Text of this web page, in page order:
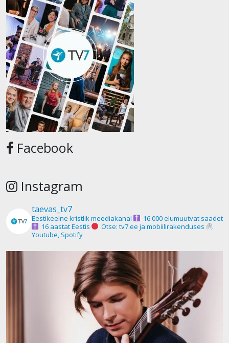
Facebook
Instagram
taevas_tv7
Eestikeelne kristlik meediakanal
16 000 elumuutvat saadet
16 aastat Eestis
Otse: tv7.ee ja mobiilirakenduses
Youtube, Spotify